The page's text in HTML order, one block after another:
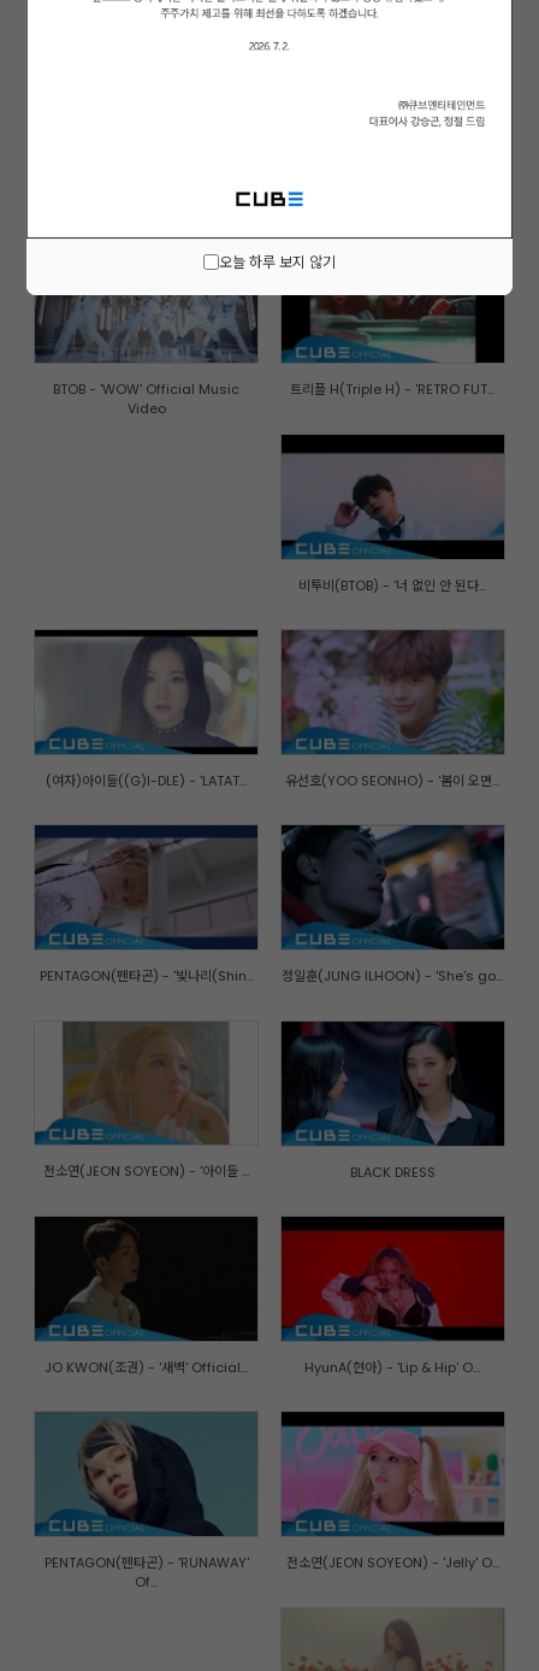
오늘 하루 보지 않기
(여자)아이들((G)I-DLE) - '한(一... 비투비-블루(BTOB-BLUE) - '비가 ...
BTOB - 'WOW' Official Music
Video
트리플 H(Triple H) - 'RETRO FUT...
비투비(BTOB) - '너 없인 안 된다...
(여자)아이들((G)I-DLE) - 'LATAT... 유선호(YOO SEONHO) - '봄이 오면...
PENTAGON(펜타곤) - '빛나리(Shin... 정일훈(JUNG ILHOON) - 'She's go...
전소연(JEON SOYEON) - '아이들 ... BLACK DRESS
JO KWON(조권) - '새벽' Official... HyunA(현아) - 'Lip & Hip' O...
PENTAGON(펜타곤) - 'RUNAWAY'
Of...
전소연(JEON SOYEON) - 'Jelly' O...